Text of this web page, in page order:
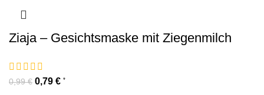
Ziaja – Gesichtsmaske mit Ziegenmilch
0,99€ 0,79 € *